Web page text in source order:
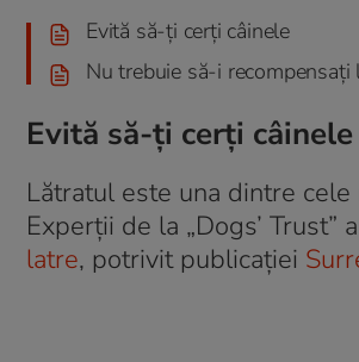
Evită să-ți cerți câinele
Nu trebuie să-i recompensați
Evită să-ți cerți câinele
Lătratul este una dintre
Experții de la „Dogs’ Trust”
latre, potrivit publicației